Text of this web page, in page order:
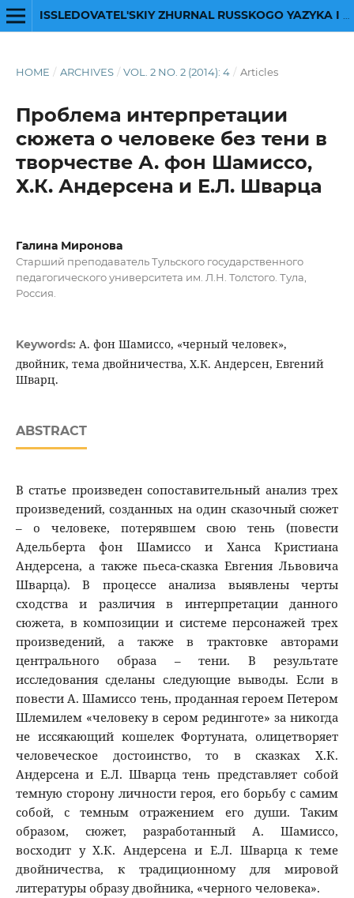
HOME / ARCHIVES / VOL. 2 NO. 2 (2014): 4 / Articles
Проблема интерпретации
сюжета о человеке без тени в
творчестве А. фон Шамиссо,
Х.К. Андерсена и Е.Л. Шварца
Галина Миронова
Старший преподаватель Тульского государственного
педагогического университета им. Л.Н. Толстого. Тула,
Россия.
Keywords: А. фон Шамиссо, «черный человек»,
двойник, тема двойничества, Х.К. Андерсен, Евгений
Шварц.
ABSTRACT
В статье произведен сопоставительный анализ трех
произведений, созданных на один сказочный сюжет
– о человеке, потерявшем свою тень (повести
Адельберта фон Шамиссо и Ханса Кристиана
Андерсена, а также пьеса-сказка Евгения Львовича
Шварца). В процессе анализа выявлены черты
сходства и различия в интерпретации данного
сюжета, в композиции и системе персонажей трех
произведений, а также в трактовке авторами
центрального образа – тени. В результате
исследования сделаны следующие выводы. Если в
повести А. Шамиссо тень, проданная героем Петером
Шлемилем «человеку в сером рединготе» за никогда
не иссякающий кошелек Фортуната, олицетворяет
человеческое достоинство, то в сказках Х.К.
Андерсена и Е.Л. Шварца тень представляет собой
темную сторону личности героя, его борьбу с самим
собой, с темным отражением его души. Таким
образом, сюжет, разработанный А. Шамиссо,
восходит у Х.К. Андерсена и Е.Л. Шварца к теме
двойничества, к традиционному для мировой
литературы образу двойника, «черного человека».